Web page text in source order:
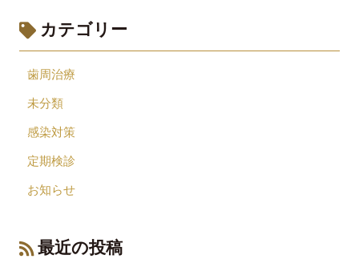
カテゴリー
歯周治療
未分類
感染対策
定期検診
お知らせ
最近の投稿